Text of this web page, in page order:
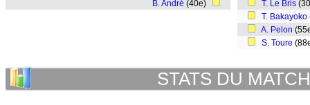
B. André (40e) T. Le Bris
T. Bakayoko
A. Pelon
S. Toure
STATS DU MATCH